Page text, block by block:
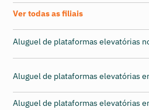
Ver todas as filiais
Aluguel de plataformas elevatórias
Aluguel de plataformas elevatórias
Aluguel de plataformas elevatórias